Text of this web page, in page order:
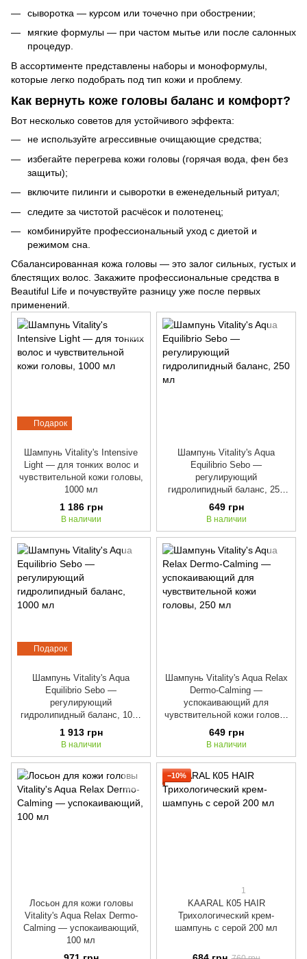
сыворотка — курсом или точечно при обострении;
мягкие формулы — при частом мытье или после салонных
процедур.
В ассортименте представлены наборы и моноформулы,
которые легко подобрать под тип кожи и проблему.
Как вернуть коже головы баланс и комфорт?
Вот несколько советов для устойчивого эффекта:
не используйте агрессивные очищающие средства;
избегайте перегрева кожи головы (горячая вода, фен без
защиты);
включите пилинги и сыворотки в еженедельный ритуал;
следите за чистотой расчёсок и полотенец;
комбинируйте профессиональный уход с диетой и
режимом сна.
Сбалансированная кожа головы — это залог сильных, густых и
блестящих волос. Закажите профессиональные средства в
Beautiful Life и почувствуйте разницу уже после первых
применений.
Подарок
Шампунь Vitality's Intensive
Light — для тонких волос и
чувствительной кожи головы,
1000 мл
1 186 грн
В наличии
Шампунь Vitality's Aqua
Equilibrio Sebo —
регулирующий
гидролипидный баланс, 250
мл
649 грн
В наличии
Подарок
Шампунь Vitality's Aqua
Equilibrio Sebo —
регулирующий
гидролипидный баланс, 1000
мл
1 913 грн
В наличии
Шампунь Vitality's Aqua Relax
Dermo-Calming —
успокаивающий для
чувствительной кожи головы,
250 мл
649 грн
В наличии
Лосьон для кожи головы
Vitality's Aqua Relax Dermo-
Calming — успокаивающий,
100 мл
−10%
1
KAARAL К05 HAIR
Трихологический крем-
шампунь с серой 200 мл